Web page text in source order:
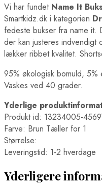
Vi har fundet Name It
Smartkidz.dk i kategorien
fedeste bukser fra name it.
der kan justeres
lækker ribbet kvalitet.
95% økologisk bomuld, 5%
Vaskes ved 40 grader.
Yderlige
Produkt id: 13234005-
Farve: Brun Tæller for 1
Størrelse:
Leveringstid: 1-2 hverdage
Yderligere